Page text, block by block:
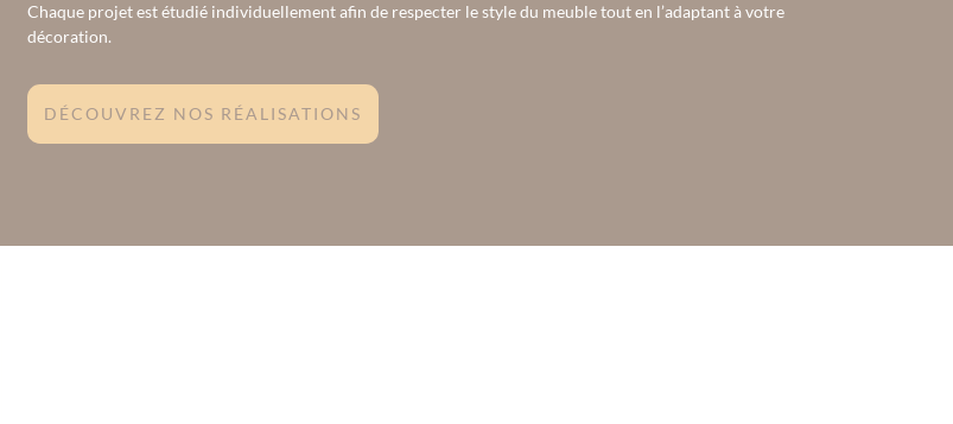
Chaque projet est étudié individuellement afin de respecter le style du meuble tout en l’adaptant à votre
décoration.
DÉCOUVREZ NOS RÉALISATIONS